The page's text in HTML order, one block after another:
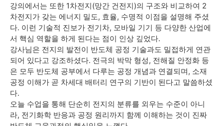
강의에서는 또한 1차전지(망간 건전지)의 구조와 비교하여 2
차전지가 갖는 에너지 밀도, 효율, 수명적 이점을 설명해 주셨
다. 이런 기술적 진보가 전기차, 모바일 기기 등 다양한 산업에
서 핵심 역할을 하게 된다는 점이 인상 깊었다.
강사님은 전지의 발전이 반도체 공정 기술과도 밀접하게 연관
되어 있다고 강조하셨다. 전극의 박막 형성, 전해질 안정화 등
은 모두 반도체 공부에서 다루는 공정 개념과 연결되며, 소재
공정 이해가 곧 차세대 배터리 연구의 기반이 된다고 말씀하셨
다.
오늘 수업을 통해 단순히 전지의 분류를 외우는 수준이 아니
라, 전기화학 반응과 공정 원리까지 함께 이해하는 것이 진짜